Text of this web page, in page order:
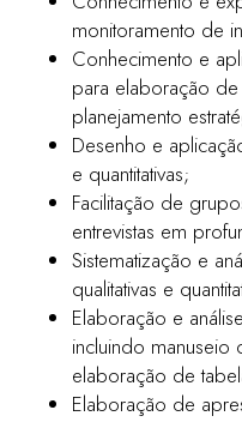
monitoramento de
Conhecimento e
para elaboração
planejamento
Desenho e
e quantitativas;
Facilitação de
entrevistas em
Sistematização e
qualitativas e
Elaboração e
incluindo
elaboração de
Elaboração de